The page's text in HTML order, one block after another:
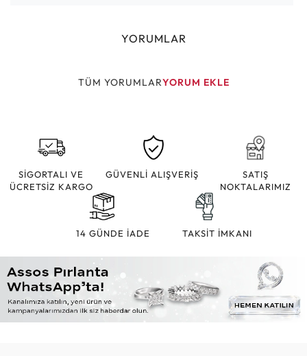
YORUMLAR
TÜM YORUMLARYORUM EKLE
SİGORTALI VE
ÜCRETSİZ KARGO
GÜVENLİ ALIŞVERİŞ
SATIŞ
NOKTALARIMIZ
14 GÜNDE İADE TAKSİT İMKANI